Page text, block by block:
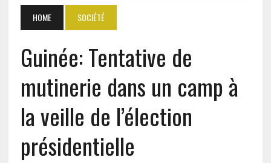
HOME SOCIÉTÉ
Guinée: Tentative de
mutinerie dans un camp à
la veille de l’élection
présidentielle